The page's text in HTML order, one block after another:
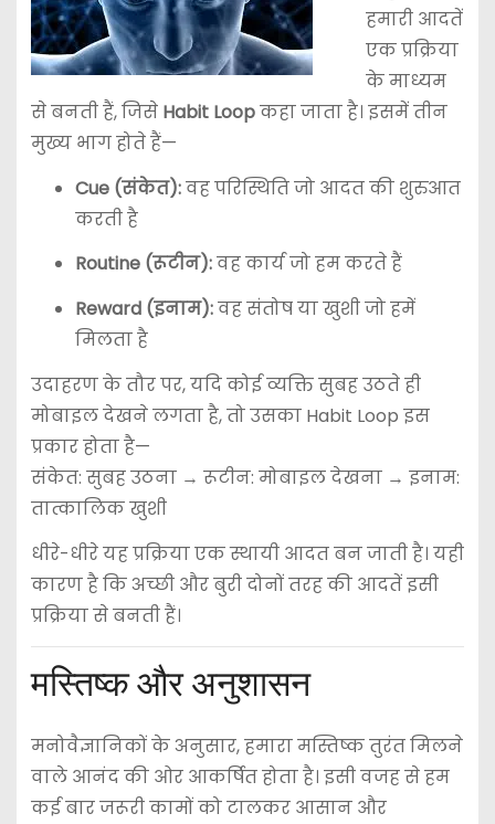
हमारी आदतें
एक प्रक्रिया
के माध्यम
से बनती हैं, जिसे Habit Loopकहा जाता है। इसमें तीन
मुख्य भाग होते हैं—
Cue (संकेत):वह परिस्थिति जो आदत की शुरुआत
करती है
Routine (रूटीन):वह कार्य जो हम करते हैं
Reward (इनाम):वह संतोष या खुशी जो हमें
मिलता है
उदाहरण के तौर पर, यदि कोई व्यक्ति सुबह उठते ही
मोबाइल देखने लगता है, तो उसका Habit Loop इस
प्रकार होता है—
संकेत: सुबह उठना → रूटीन: मोबाइल देखना → इनाम:
तात्कालिक खुशी
धीरे-धीरे यह प्रक्रिया एक स्थायी आदत बन जाती है। यही
कारण है कि अच्छी और बुरी दोनों तरह की आदतें इसी
प्रक्रिया से बनती हैं।
मस्तिष्क और अनुशासन
मनोवैज्ञानिकों के अनुसार, हमारा मस्तिष्क तुरंत मिलने
वाले आनंद की ओर आकर्षित होता है। इसी वजह से हम
कई बार जरूरी कामों को टालकर आसान और